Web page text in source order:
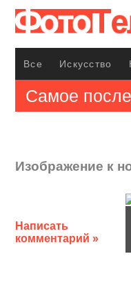
Все Искусство
Самое
Изображение к
Написать
комментарий »